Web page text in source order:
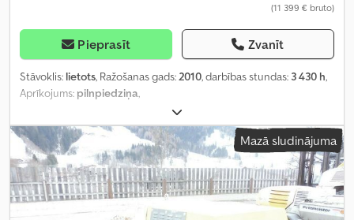
(11 399 € bruto)
Pieprasīt Zvanīt
Stāvoklis: lietots, Ražošanas gads: 2010, darbības stundas: 3 430 h,
Aprīkojums: pilnpiedziņa
Mazā sludinājuma